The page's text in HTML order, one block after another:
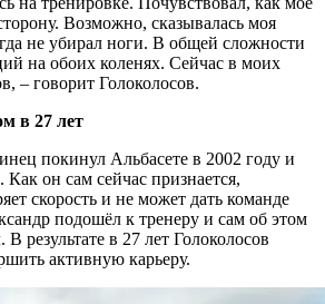
Возможно, сказывалась моя
не убирал ноги. В общей сложности
на обоих коленях. Сейчас в моих
– говорит Голоколосов.
в 27 лет
покинул Альбасете в 2002 году и
он сам сейчас признается,
скорость и не может дать команде
подошёл к тренеру и сам об этом
В результате в 27 лет Голоколосов
активную карьеру.